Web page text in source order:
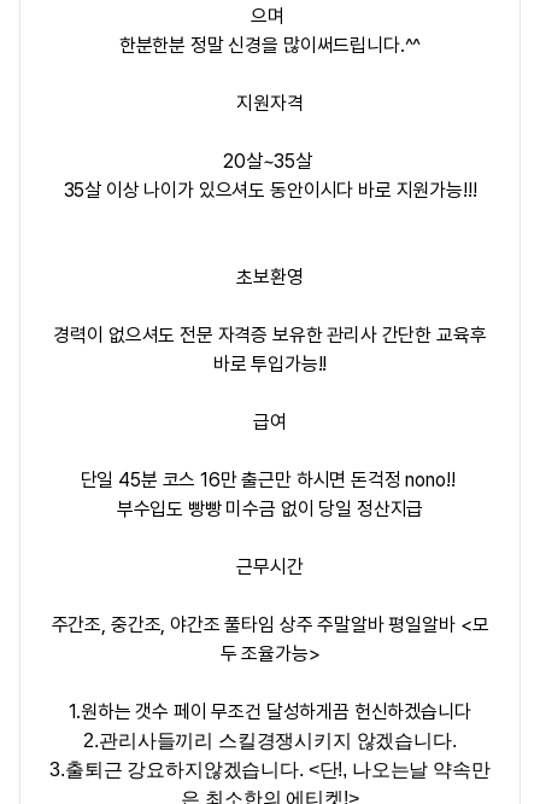
으며
한분한분 정말 신경을 많이써드립니다.^^
지원자격
20살~35살
35살 이상 나이가 있으셔도 동안이시다 바로 지원가능!!!
초보환영
경력이 없으셔도 전문 자격증 보유한 관리사 간단한 교육후
바로 투입가능!!
급여
단일 45분 코스 16만 출근만 하시면 돈걱정 nono!!
부수입도 빵빵 미수금 없이 당일 정산지급
근무시간
주간조, 중간조, 야간조 풀타임 상주 주말알바 평일알바 <모
두 조율가능>
1.원하는 갯수 페이 무조건 달성하게끔 헌신하겠습니다
2.관리사들끼리 스킬경쟁시키지 않겠습니다.
3.출퇴근 강요하지않겠습니다. <단!, 나오는날 약속만
은 최소한의 에티켓!>